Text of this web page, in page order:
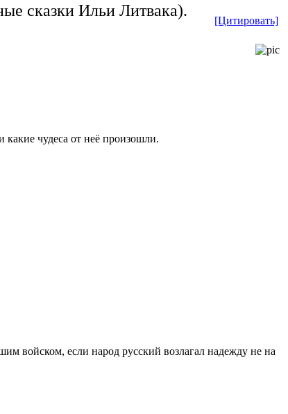
[Цитировать]
сказки Ильи Литвака).
какие чудеса от неё произошли.
войском, если народ русский возлагал надежду не на